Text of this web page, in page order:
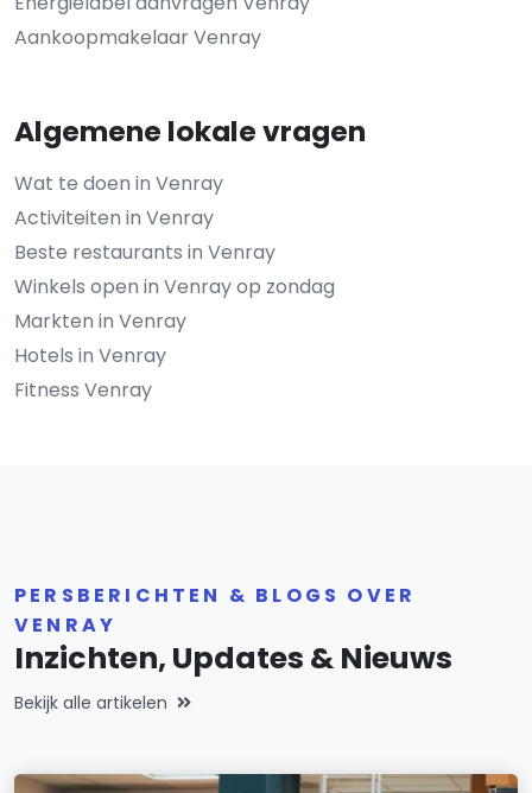
Aankoopmakelaar Venray
Algemene lokale vragen
Wat te doen in Venray
Activiteiten in Venray
Beste restaurants in Venray
Winkels open in Venray op zondag
Markten in Venray
Hotels in Venray
Fitness Venray
PERSBERICHTEN & BLOGS OVER
VENRAY
Inzichten, Updates & Nieuws
Bekijk alle artikelen